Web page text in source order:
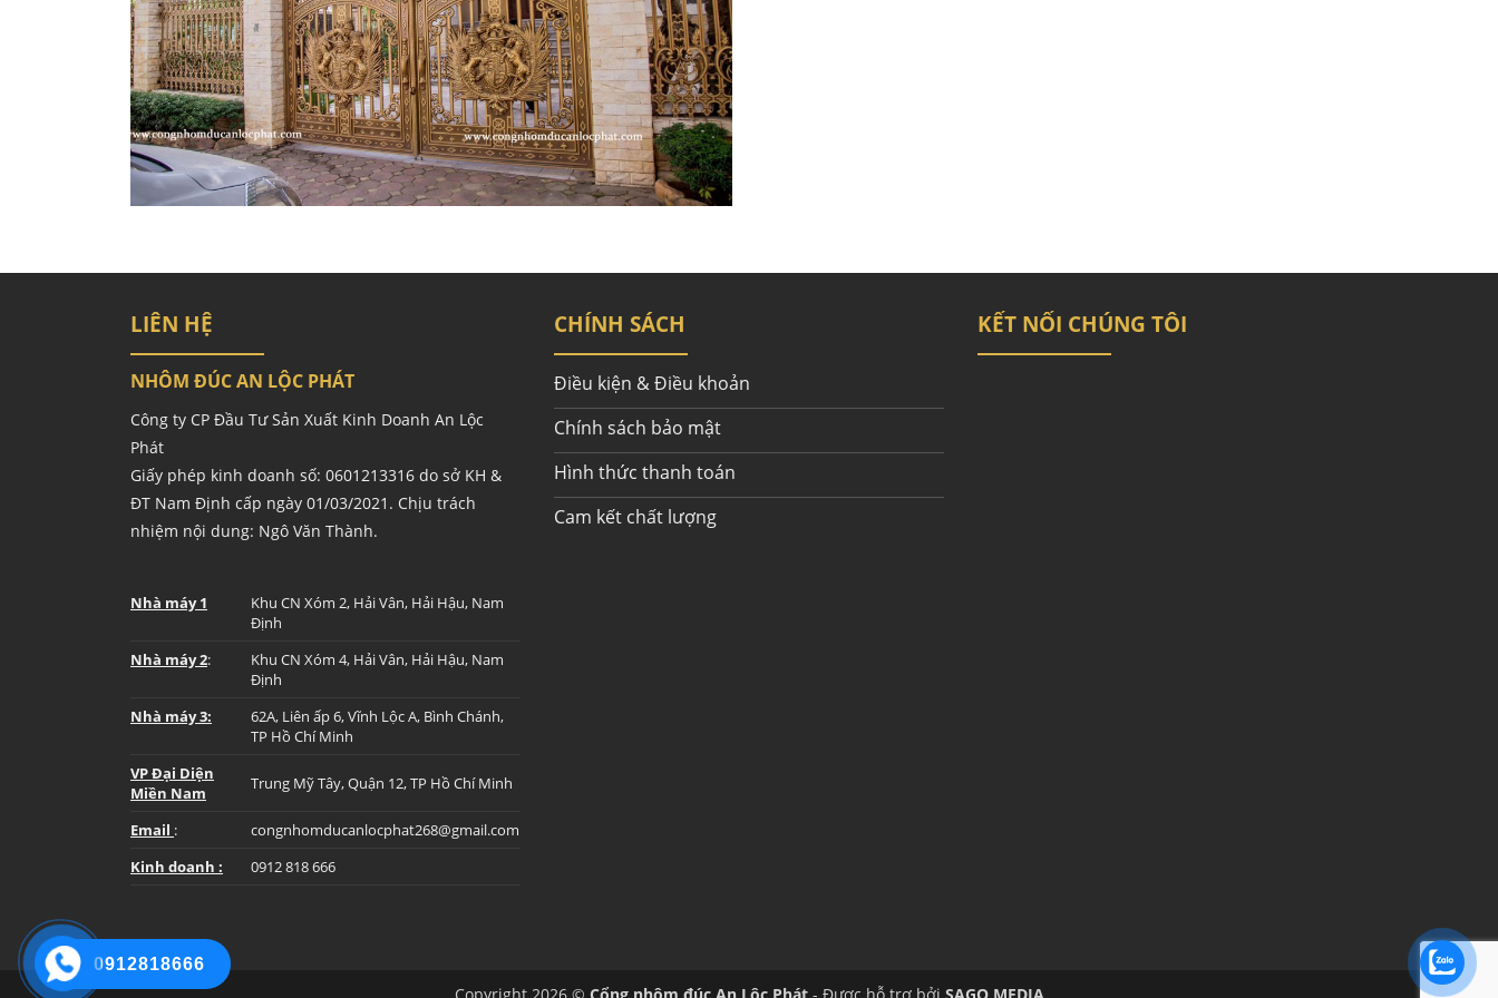
LIÊN HỆ
NHÔM ĐÚC AN LỘC PHÁT
Công ty CP Đầu Tư Sản Xuất Kinh Doanh An Lộc
Phát
Giấy phép kinh doanh số: 0601213316 do sở KH &
ĐT Nam Định cấp ngày 01/03/2021. Chịu trách
nhiệm nội dung: Ngô Văn Thành.
Nhà máy 1
Khu CN Xóm 2, Hải Vân, Hải Hậu, Nam
Định
Nhà máy 2:
Khu CN Xóm 4, Hải Vân, Hải Hậu, Nam
Định
Nhà máy 3:
62A, Liên ấp 6, Vĩnh Lộc A, Bình Chánh,
TP Hồ Chí Minh
VP Đại Diện
Miền Nam
Trung Mỹ Tây, Quận 12, TP Hồ Chí Minh
Email :
congnhomducanlocphat268@gmail.com
Kinh doanh :
0912 818 666
CHÍNH SÁCH
Điều kiện & Điều khoản
Chính sách bảo mật
Hình thức thanh toán
Cam kết chất lượng
KẾT NỐI CHÚNG TÔI
0912818666